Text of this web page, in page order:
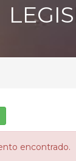
encontrado.